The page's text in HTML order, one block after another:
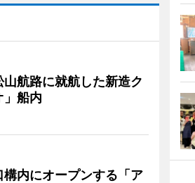
山航路に就航した新造ク
」船内
構内にオープンする「ア